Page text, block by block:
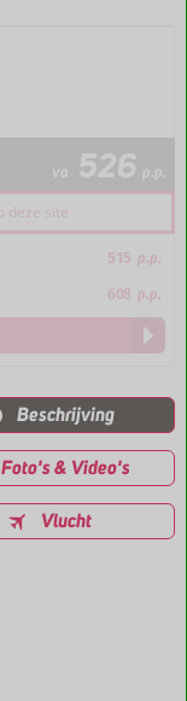
va 526 p.p.
deze site
515 p.p.
608 p.p.
Beschrijving
Foto's & Video's
Vlucht